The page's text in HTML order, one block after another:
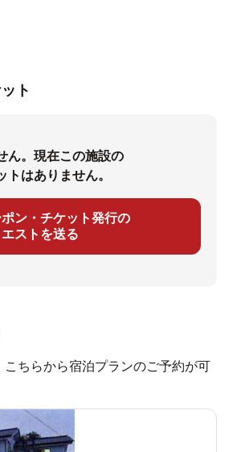
ト
ん。現在この施設の
トはありません。
ン・チケット発行の
エストを送る
こちらから宿泊プランのご予約が可